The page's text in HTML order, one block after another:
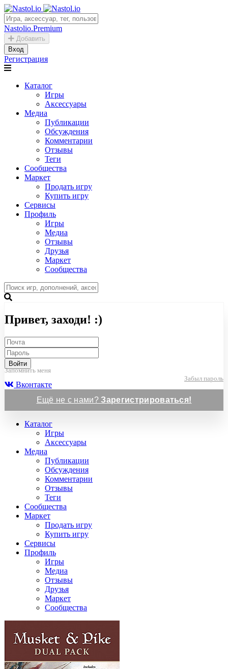
Nastolio.Premium
Добавить
Вход
Регистрация
Каталог
Игры
Аксессуары
Медиа
Публикации
Обсуждения
Комментарии
Отзывы
Теги
Сообщества
Маркет
Продать игру
Купить игру
Сервисы
Профиль
Игры
Медиа
Отзывы
Друзья
Маркет
Сообщества
Привет, заходи! :)
Войти
Запомнить меня
Забыл пароль
Вконтакте
Ещё не с нами?Зарегистрироваться!
Каталог
Игры
Аксессуары
Медиа
Публикации
Обсуждения
Комментарии
Отзывы
Теги
Сообщества
Маркет
Продать игру
Купить игру
Сервисы
Профиль
Игры
Медиа
Отзывы
Друзья
Маркет
Сообщества